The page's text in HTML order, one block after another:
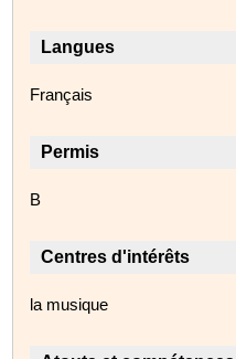
Langues
Français
Permis
B
Centres d'intérêts
la musique